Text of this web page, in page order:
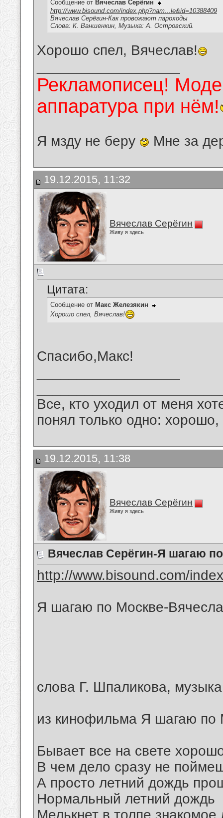
Сообщение от Вячеслав Серёгин
http://www.bisound.com/index.php?nam...le&id=10388409
Вячеслав Серёгин-Как провожают пароходы
Слова: К. Ваншенкин, Музыка: А. Островский.
Хорошо спел, Вячеслав!
Рекламописец!
аппаратура при нём!
Я мзду не беру Мне за
19.12.2015, 11:32
Вячеслав Серёгин
Живу я здесь
Цитата:
Сообщение от Макс Железякин
Хорошо спел, Вячеслав!
Спасибо,Макс!
Все, кто уходил от меня
понял только одно:
19.12.2015, 11:38
Вячеслав Серёгин
Живу я здесь
Вячеслав Серёгин-Я шагаю
http://www.bisound.com/
Я шагаю по Москве-
слова Г. Шпаликова,
из кинофильма Я шагаю по
Бывает все на свете
В чем дело сразу не
А просто летний дождь
Нормальный летний дождь